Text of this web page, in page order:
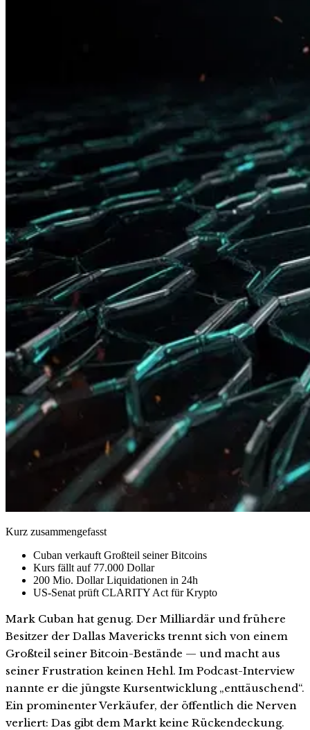
Kurz zusammengefasst
Cuban verkauft Großteil seiner Bitcoins
Kurs fällt auf 77.000 Dollar
200 Mio. Dollar Liquidationen in 24h
US-Senat prüft CLARITY Act für Krypto
Mark Cuban hat genug. Der Milliardär und frühere
Besitzer der Dallas Mavericks trennt sich von einem
Großteil seiner Bitcoin-Bestände — und macht aus
seiner Frustration keinen Hehl. Im Podcast-Interview
nannte er die jüngste Kursentwicklung „enttäuschend“.
Ein prominenter Verkäufer, der öffentlich die Nerven
verliert: Das gibt dem Markt keine Rückendeckung.